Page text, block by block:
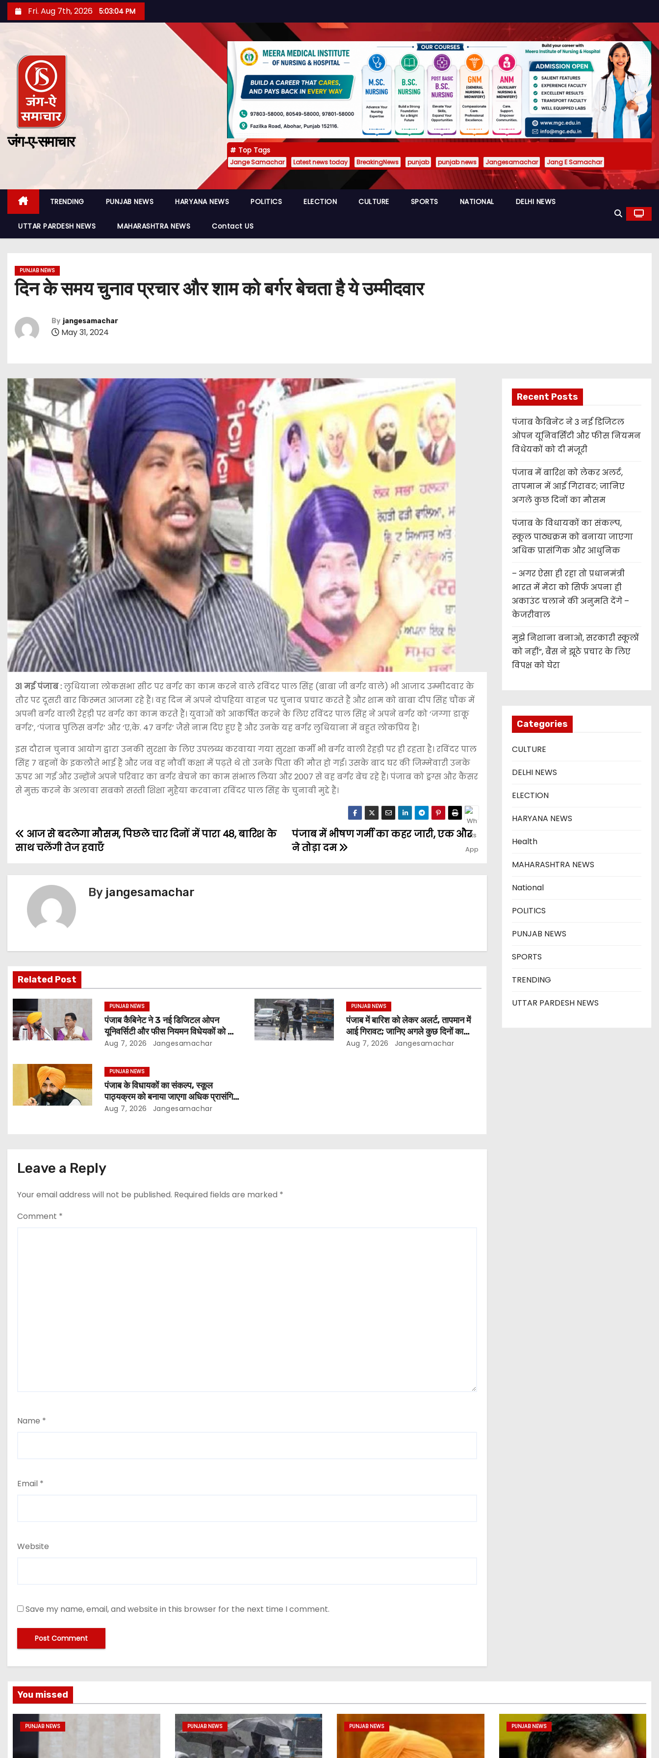
Fri. Aug 7th, 2026 5:03:05 PM
जंग-ए-समाचार
Top Tags
Jange Samachar Latest news today BreakingNews punjab punjab news Jangesamachar Jang E Samachar
TRENDING PUNJAB NEWS HARYANA NEWS POLITICS ELECTION CULTURE SPORTS NATIONAL DELHI NEWS
UTTAR PARDESH NEWS MAHARASHTRA NEWS Contact US
PUNJAB NEWS
दिन के समय चुनाव प्रचार और शाम को बर्गर बेचता है ये उम्मीदवार
By jangesamachar
May 31, 2024
31 मईपंजाब :लुधियाना लोकसभा सीट पर बर्गर का काम करने वाले रविंदर पाल सिंह (बाबा जी बर्गर वाले) भी आजाद उम्मीदवार के
तौर पर दूसरी बार किस्मत आजमा रहे हैं। वह दिन में अपने दोपहिया वाहन पर चुनाव प्रचार करते हैं और शाम को बाबा दीप सिंह चौंक में
अपनी बर्गर वाली रेहड़ी पर बर्गर का काम करते हैं। युवाओं को आकर्षित करने के लिए रविंदर पाल सिंह ने अपने बर्गर को ‘जग्गा डाकू
बर्गर’, ‘पंजाब पुलिस बर्गर’ और ‘ए,के. 47 बर्गर’ जैसे नाम दिए हुए हैं और उनके यह बर्गर लुधियाना में बहुत लोकप्रिय है।
इस दौरान चुनाव आयोग द्वारा उनकी सुरक्षा के लिए उपलब्ध करवाया गया सुरक्षा कर्मी भी बर्गर वाली रेहड़ी पर ही रहता है। रविंदर पाल
सिंह 7 बहनों के इकलौते भाई हैं और जब वह नौवीं कक्षा में पढ़ते थे तो उनके पिता की मौत हो गई। उसके बाद घर की जिम्मेवारी उनके
ऊपर आ गई और उन्होंने अपने परिवार का बर्गर बेचने का काम संभाल लिया और 2007 से वह बर्गर बेच रहे हैं। पंजाब को ड्रग्स और कैंसर
से मुक्त करने के अलावा सबको सस्ती शिक्षा मुहैया करवाना रविंदर पाल सिंह के चुनावी मुद्दे हैं।
पंजाब में भीषण गर्मी का कहर जारी, एक और
ने तोड़ा दम
आज से बदलेगा मौसम, पिछले चार दिनों में पारा 48, बारिश के
साथ चलेंगी तेज हवाएँ
By jangesamachar
Related Post
PUNJAB NEWS
पंजाब कैबिनेट ने 3 नई डिजिटल ओपन
यूनिवर्सिटी और फीस नियमन विधेयकों को दी
मंजूरी
Aug 7, 2026 Jangesamachar
PUNJAB NEWS
पंजाब में बारिश को लेकर अलर्ट, तापमान में
आई गिरावट; जानिए अगले कुछ दिनों का
मौसम
Aug 7, 2026 Jangesamachar
PUNJAB NEWS
पंजाब के विधायकों का संकल्प, स्कूल
पाठ्यक्रम को बनाया जाएगा अधिक प्रासंगिक
और आधुनिक
Aug 7, 2026 Jangesamachar
Leave a Reply
Your email address will not be published. Required fields are marked *
Comment *
Name *
Email *
Website
Save my name, email, and website in this browser for the next time I comment.
Recent Posts
पंजाब कैबिनेट ने 3 नई डिजिटल
ओपन यूनिवर्सिटी और फीस नियमन
विधेयकों को दी मंजूरी
पंजाब में बारिश को लेकर अलर्ट,
तापमान में आई गिरावट; जानिए
अगले कुछ दिनों का मौसम
पंजाब के विधायकों का संकल्प,
स्कूल पाठ्यक्रम को बनाया जाएगा
अधिक प्रासंगिक और आधुनिक
– अगर ऐसा ही रहा तो प्रधानमंत्री
भारत में मेटा को सिर्फ अपना ही
अकाउंट चलाने की अनुमति देंगे –
केजरीवाल
मुझे निशाना बनाओ, सरकारी स्कूलों
को नहीं”, बैंस ने झूठे प्रचार के लिए
विपक्ष को घेरा
Categories
CULTURE
DELHI NEWS
ELECTION
HARYANA NEWS
Health
MAHARASHTRA NEWS
National
POLITICS
PUNJAB NEWS
SPORTS
TRENDING
UTTAR PARDESH NEWS
You missed
PUNJAB NEWS PUNJAB NEWS PUNJAB NEWS PUNJAB NEWS